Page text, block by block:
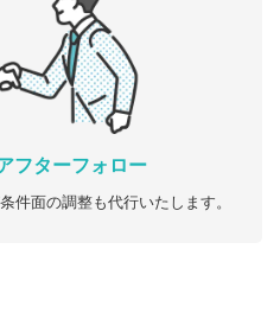
フターフォロー
件面の調整も代行いたします。